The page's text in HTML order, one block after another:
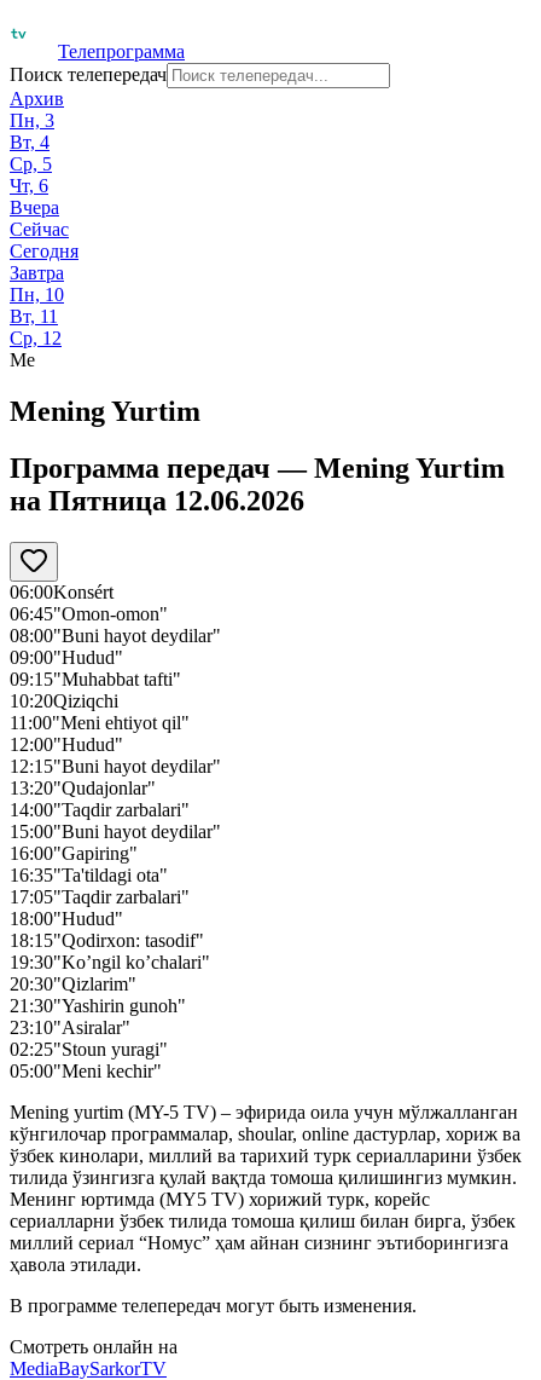
Телепрограмма
Поиск телепередач
Архив
Пн, 3
Вт, 4
Ср, 5
Чт, 6
Вчера
Сейчас
Сегодня
Завтра
Пн, 10
Вт, 11
Ср, 12
Me
Mening Yurtim
Программа передач —Mening Yurtim
на Пятница 12.06.2026
06:00Konsért
06:45"Omon-omon"
08:00"Buni hayot deydilar"
09:00"Hudud"
09:15"Muhabbat tafti"
10:20Qiziqchi
11:00"Meni ehtiyot qil"
12:00"Hudud"
12:15"Buni hayot deydilar"
13:20"Qudajonlar"
14:00"Taqdir zarbalari"
15:00"Buni hayot deydilar"
16:00"Gapiring"
16:35"Ta'tildagi ota"
17:05"Taqdir zarbalari"
18:00"Hudud"
18:15"Qodirxon: tasodif"
19:30"Ko’ngil ko’chalari"
20:30"Qizlarim"
21:30"Yashirin gunoh"
23:10"Asiralar"
02:25"Stoun yuragi"
05:00"Meni kechir"
Mening yurtim (MY-5 TV) – эфирида оила учун мўлжалланган
кўнгилочар программалар, shoular, online дастурлар, хориж ва
ўзбек кинолари, миллий ва тарихий турк сериалларини ўзбек
тилида ўзингизга қулай вақтда томоша қилишингиз мумкин.
Менинг юртимда (MY5 TV) хорижий турк, корейс
сериалларни ўзбек тилида томоша қилиш билан бирга, ўзбек
миллий сериал “Номус” ҳам айнан сизнинг эътиборингизга
ҳавола этилади.
В программе телепередач могут быть изменения.
Смотреть онлайн на
MediaBaySarkorTV